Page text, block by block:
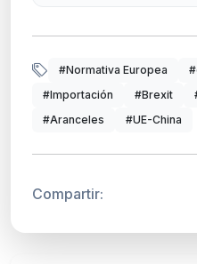
#Normativa Europea
#Importación
#Brexit
#Aranceles
#UE-China
Compartir: